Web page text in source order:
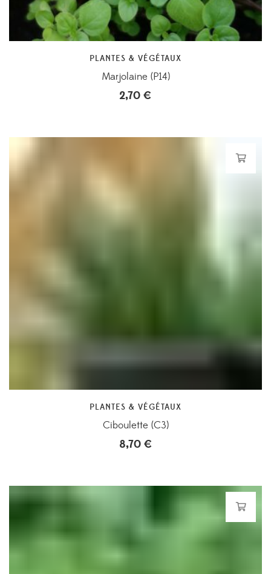
PLANTES & VÉGÉTAUX
Marjolaine (P14)
2,70 €
PLANTES & VÉGÉTAUX
Ciboulette (C3)
8,70 €